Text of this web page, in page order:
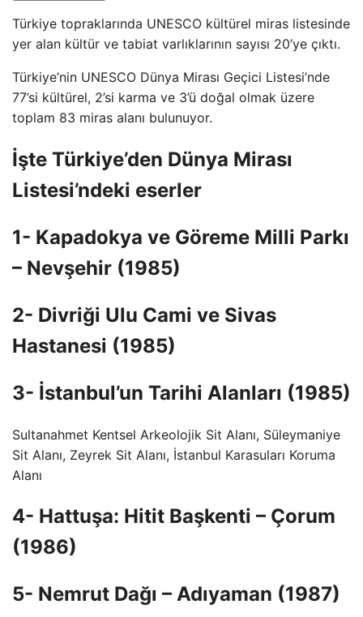
Türkiye topraklarında UNESCO kültürel miras listesinde
yer alan kültür ve tabiat varlıklarının sayısı 20’ye çıktı.
Türkiye’nin UNESCO Dünya Mirası Geçici Listesi’nde
77’si kültürel, 2’si karma ve 3’ü doğal olmak üzere
toplam 83 miras alanı bulunuyor.
İşte Türkiye’den Dünya Mirası
Listesi’ndeki eserler
1- Kapadokya ve Göreme Milli Parkı
– Nevşehir (1985)
2- Divriği Ulu Cami ve Sivas
Hastanesi (1985)
3- İstanbul’un Tarihi Alanları (1985)
Sultanahmet Kentsel Arkeolojik Sit Alanı, Süleymaniye
Sit Alanı, Zeyrek Sit Alanı, İstanbul Karasuları Koruma
Alanı
4- Hattuşa: Hitit Başkenti – Çorum
(1986)
5- Nemrut Dağı – Adıyaman (1987)